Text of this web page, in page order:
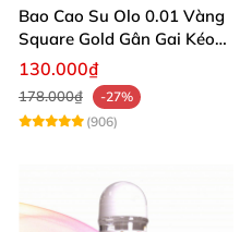
Bao Cao Su Olo 0.01 Vàng
Square Gold Gân Gai Kéo
Dài
130.000₫
178.000₫
-27%
(906)